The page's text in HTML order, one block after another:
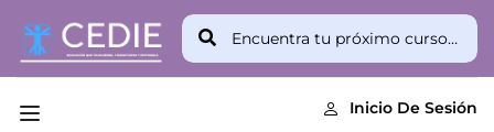
Inicio De Sesión